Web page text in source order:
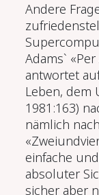
Andere
Adams`
antwortet
Leben, dem
1981:163)
nämlich
einfache
absoluter
sicher aber